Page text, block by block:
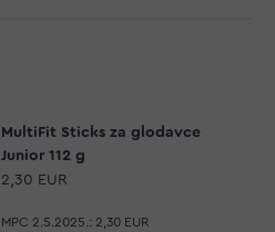
MultiFit Sticks za glodavce
Junior 112 g
2,30 EUR
MPC 2.5.2025.: 2,30 EUR